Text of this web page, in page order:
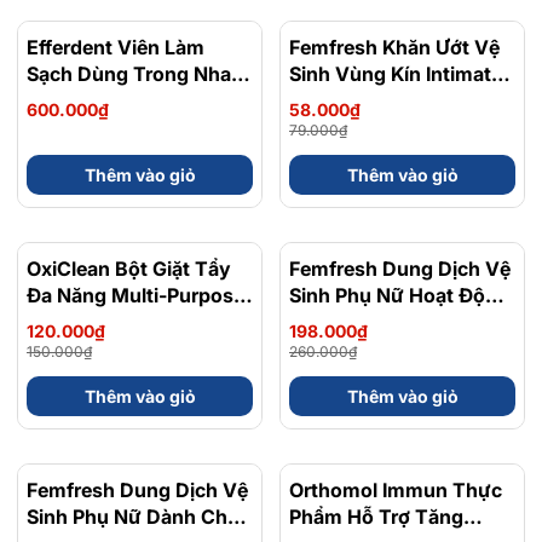
Efferdent Viên Làm
Sạch Dùng Trong Nha
Khoa Efferdent
Complete Clean
Denture Cleanser
Tablets Hỗ Trợ Làm
Sạch Và Kháng Khuẩn
600.000₫
Thêm vào giỏ
- 27%
Femfresh Khăn Ướt Vệ
Sinh Vùng Kín Intimate
Skin Care Daily Wipes
Hỗ Trợ Làm Sạch Dịu
Nhẹ Gói 10 Tờ
58.000₫
79.000₫
Thêm vào giỏ
- 20%
OxiClean Bột Giặt Tẩy
Đa Năng Multi-Purpose
Stain Remover Hỗ Trợ
Loại Bỏ Vết Bẩn Cứng
Đầu Chai 500g
120.000₫
150.000₫
Thêm vào giỏ
- 24%
Femfresh Dung Dịch Vệ
Sinh Phụ Nữ Hoạt Động
Nhiều Mồ Hôi Active
Fresh Wash 250ml
198.000₫
260.000₫
Thêm vào giỏ
- 24%
Femfresh Dung Dịch Vệ
Sinh Phụ Nữ Dành Cho
Orthomol Immun Thực
Phẩm Hỗ Trợ Tăng